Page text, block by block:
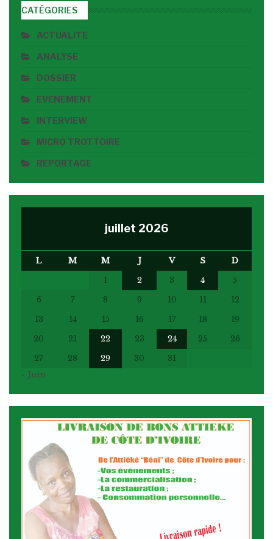
CATÉGORIES
ACTUALITE
ANALYSE
DOSSIER
EVENEMENT
INTERVIEW
MICRO TROTTOIRE
REPORTAGE
juillet 2026
L M M J V S
D
1
2 3 4
5
6
7 8 9 10 11
12
13
14 15 16 17 18
19
20
21 22 23 24 25
26
27
28 29 30
31
« Juin